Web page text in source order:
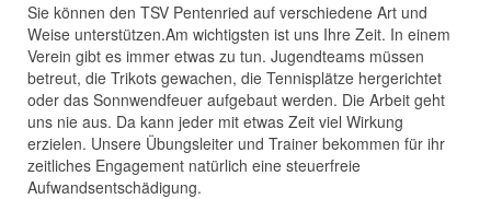
Sie können den TSV Pentenried auf verschiedene Art und
Weise unterstützen.Am wichtigsten ist uns Ihre Zeit. In einem
Verein gibt es immer etwas zu tun. Jugendteams müssen
betreut, die Trikots gewachen, die Tennisplätze hergerichtet
oder das Sonnwendfeuer aufgebaut werden. Die Arbeit geht
uns nie aus. Da kann jeder mit etwas Zeit viel Wirkung
erzielen. Unsere Übungsleiter und Trainer bekommen für ihr
zeitliches Engagement natürlich eine steuerfreie
Aufwandsentschädigung.